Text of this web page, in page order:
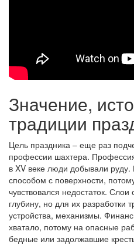
Значение,
традиции
Цель праздника – еще раз
профессии шахтера.
в XV веке люди добывали
способом с поверхности,
чувствовался недостаток.
глубину, но для их разработки
устройства, механизмы.
хватало, потому на опасные
бедные или задолжавшие